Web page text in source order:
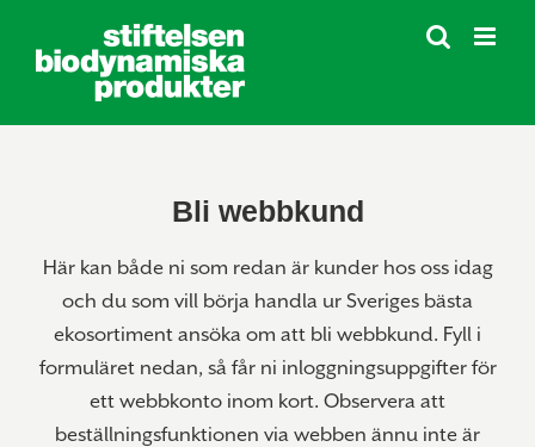
innehållet
Bli webbkund
Här kan både ni som redan är kunder hos oss idag
och du som vill börja handla ur Sveriges bästa
ekosortiment ansöka om att bli webbkund. Fyll i
formuläret nedan, så får ni inloggningsuppgifter för
ett webbkonto inom kort. Observera att
beställningsfunktionen via webben ännu inte är